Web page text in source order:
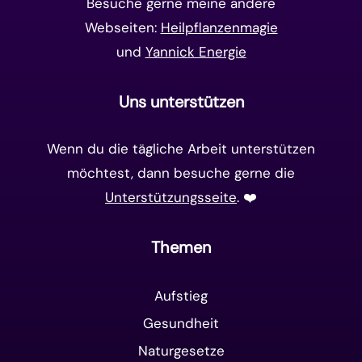
Webseiten: Heilpflanzenmagie
und Yannick Energie
Uns unterstützen
Wenn du die tägliche Arbeit unterstützen
möchtest, dann besuche gerne die
Unterstützungsseite. ❤️️
Themen
Aufstieg
Gesundheit
Naturgesetze